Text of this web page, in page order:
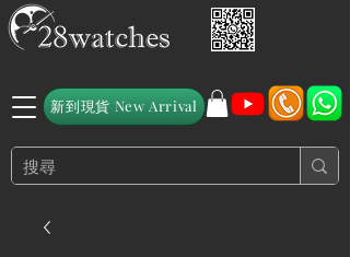
新到現貨 New Arrival